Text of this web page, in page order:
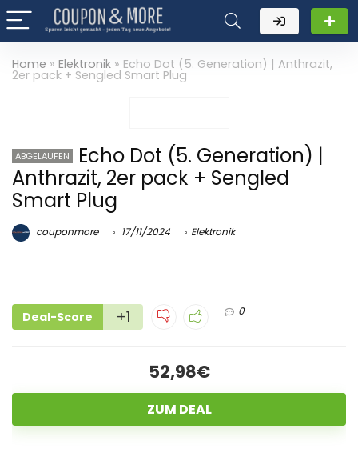
Home » Elektronik » Echo Dot (5. Generation) | Anthrazit,
2er pack + Sengled Smart Plug
ABGELAUFEN
Echo Dot (5. Generation) |
Anthrazit, 2er pack + Sengled
Smart Plug
couponmore 17/11/2024 Elektronik
Deal-Score +1 0
52,98€
ZUM DEAL